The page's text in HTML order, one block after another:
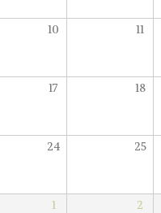
10 11
17 18
24 25
1 2